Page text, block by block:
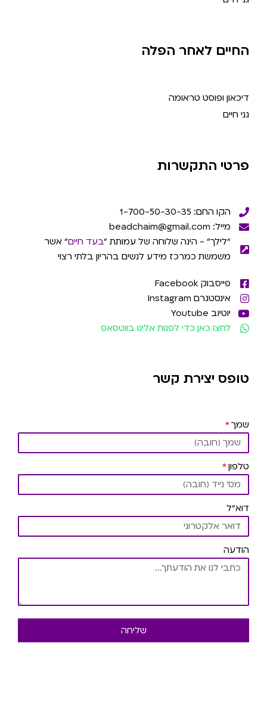
החיים לאחר הפלה
דיכאון ופוסט טראומה
גני חיים
פרטי התקשרות
הקו החם: 1-700-50-30-35
מייל: beadchaim@gmail.com
"לילך" - הינה שלוחה של עמותת "בעד חיים" אשר
משמשת כמרכז מידע לנשים בהריון בלתי רצוי
פייסבוק Facebook
אינסטגרם Instagram
יוטיוב Youtube
לחצו כאן כדי לפנות אלינו בווטסאפ
טופס יצירת קשר
שמך
טלפון
דוא"ל
הודעה
שליחה